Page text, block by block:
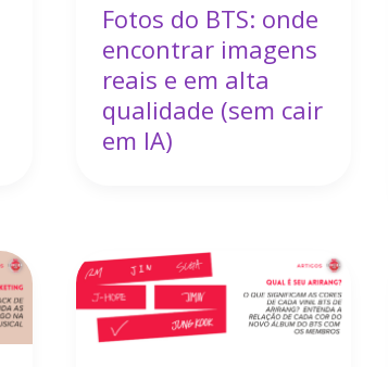
Fotos do BTS: onde
encontrar imagens
reais e em alta
qualidade (sem cair
em IA)